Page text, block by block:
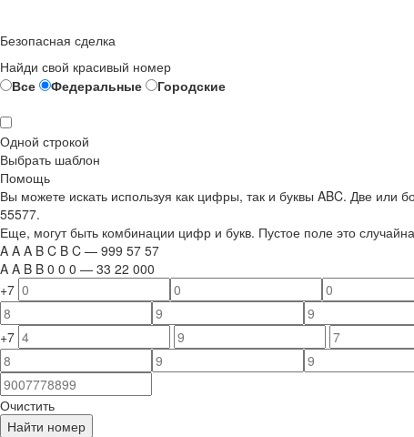
Безопасная сделка
Найди свой красивый номер
Все
Федеральные Городские
Одной строкой
Выбрать шаблон
Помощь
Вы можете искать используя как цифры, так и буквы ABC. Две
55577.
Еще, могут быть комбинации цифр и букв. Пустое поле это
A A A B C B C — 999 57 57
A A B B 0 0 0 — 33 22 000
+7
+7
Очистить
Найти номер